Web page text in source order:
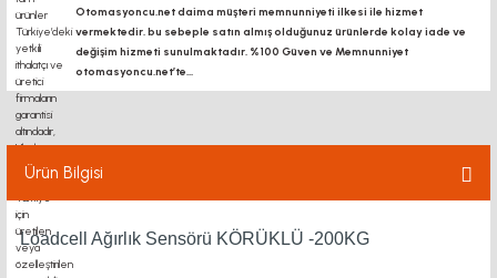
Otomasyoncu.net daima müşteri memnunniyeti ilkesi ile hizmet
vermektedir. bu sebeple satın almış olduğunuz ürünlerde kolay iade ve
değişim hizmeti sunulmaktadır. %100 Güven ve Memnunniyet
otomasyoncu.net’te...
Ürün Bilgisi
Loadcell Ağırlık Sensörü KÖRÜKLÜ -200KG